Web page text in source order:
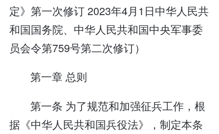
定》第一次修订 2023年4月1日中华人民共
和国国务院、中华人民共和国中央军事委
员会令第759号第二次修订）
第一章 总则
第一条 为了规范和加强征兵工作，根
据《中华人民共和国兵役法》，制定本条